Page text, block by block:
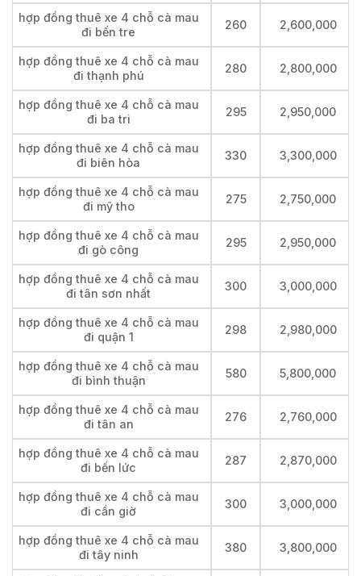
hợp đồng thuê xe 4 chỗ cà mau
đi bến tre
260 2,600,000
hợp đồng thuê xe 4 chỗ cà mau
đi thạnh phú
280 2,800,000
hợp đồng thuê xe 4 chỗ cà mau
đi ba tri
295 2,950,000
hợp đồng thuê xe 4 chỗ cà mau
đi biên hòa
330 3,300,000
hợp đồng thuê xe 4 chỗ cà mau
đi mỹ tho
275 2,750,000
hợp đồng thuê xe 4 chỗ cà mau
đi gò công
295 2,950,000
hợp đồng thuê xe 4 chỗ cà mau
đi tân sơn nhất
300 3,000,000
hợp đồng thuê xe 4 chỗ cà mau
đi quận 1
298 2,980,000
hợp đồng thuê xe 4 chỗ cà mau
đi bình thuận
580 5,800,000
hợp đồng thuê xe 4 chỗ cà mau
đi tân an
276 2,760,000
hợp đồng thuê xe 4 chỗ cà mau
đi bến lức
287 2,870,000
hợp đồng thuê xe 4 chỗ cà mau
đi cần giờ
300 3,000,000
hợp đồng thuê xe 4 chỗ cà mau
đi tây ninh
380 3,800,000